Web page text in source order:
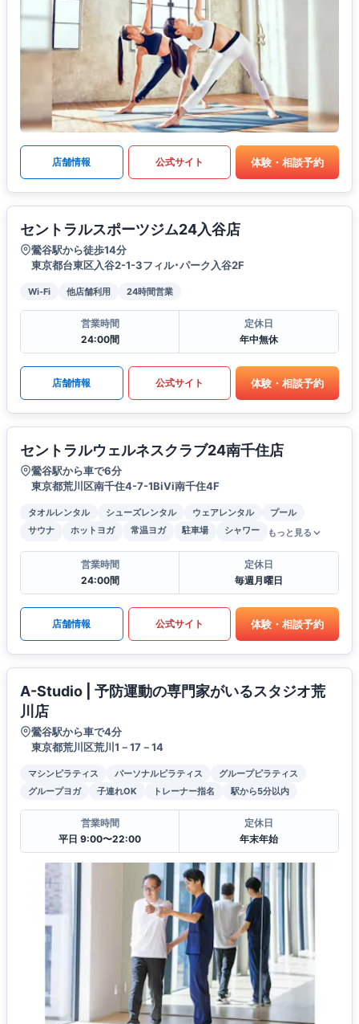
店舗情報 公式サイト 体験・相談予約
セントラルスポーツジム24入谷店
鶯谷駅から徒歩14分
東京都台東区入谷2-1-3フィル･パーク入谷2F
Wi-Fi 他店舗利用 24時間営業
営業時間
24:00間
定休日
年中無休
店舗情報 公式サイト 体験・相談予約
セントラルウェルネスクラブ24南千住店
鶯谷駅から車で6分
東京都荒川区南千住4-7-1BiVi南千住4F
タオルレンタル シューズレンタル ウェアレンタル
プール
サウナ
ホットヨガ 常温ヨガ 駐車場 シャワー もっと見る
営業時間
24:00間
定休日
毎週月曜日
店舗情報 公式サイト 体験・相談予約
A-Studio | 予防運動の専門家がいるスタジオ荒
川店
鶯谷駅から車で4分
東京都荒川区荒川1－17－14
マシンピラティス パーソナルピラティス
グループピラティス
グループヨガ
子連れOK トレーナー指名 駅から5分以内
営業時間
平日 9:00〜22:00
定休日
年末年始